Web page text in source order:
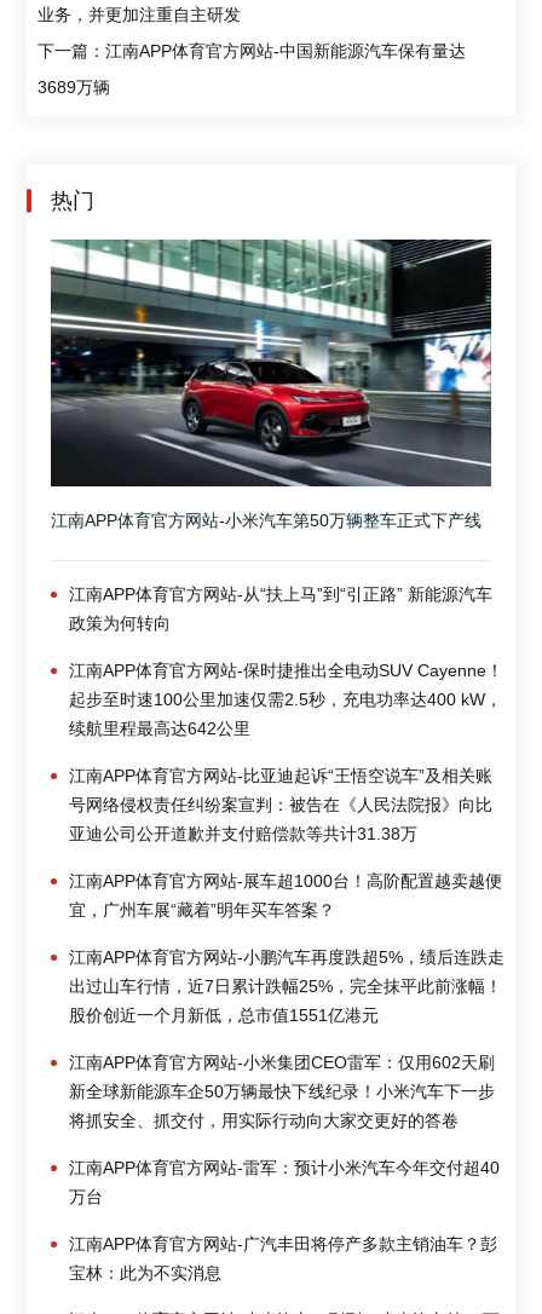
业务，并更加注重自主研发
下一篇：江南APP体育官方网站-中国新能源汽车保有量达
3689万辆
热门
江南APP体育官方网站-小米汽车第50万辆整车正式下产线
江南APP体育官方网站-从“扶上马”到“引正路” 新能源汽车
政策为何转向
江南APP体育官方网站-保时捷推出全电动SUV Cayenne！
起步至时速100公里加速仅需2.5秒，充电功率达400 kW，
续航里程最高达642公里
江南APP体育官方网站-比亚迪起诉“王悟空说车”及相关账
号网络侵权责任纠纷案宣判：被告在《人民法院报》向比
亚迪公司公开道歉并支付赔偿款等共计31.38万
江南APP体育官方网站-展车超1000台！高阶配置越卖越便
宜，广州车展“藏着”明年买车答案？
江南APP体育官方网站-小鹏汽车再度跌超5%，绩后连跌走
出过山车行情，近7日累计跌幅25%，完全抹平此前涨幅！
股价创近一个月新低，总市值1551亿港元
江南APP体育官方网站-小米集团CEO雷军：仅用602天刷
新全球新能源车企50万辆最快下线纪录！小米汽车下一步
将抓安全、抓交付，用实际行动向大家交更好的答卷
江南APP体育官方网站-雷军：预计小米汽车今年交付超40
万台
江南APP体育官方网站-广汽丰田将停产多款主销油车？彭
宝林：此为不实消息